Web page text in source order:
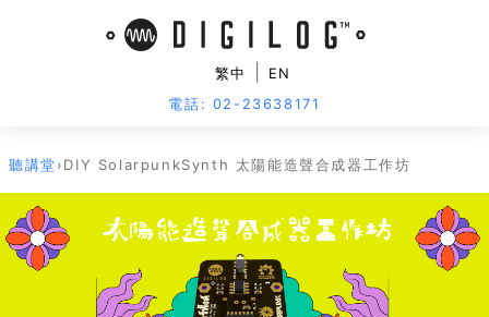
繁中
EN
電話: 02-23638171
聽講堂›DIY SolarpunkSynth 太陽能造聲合成器工作坊